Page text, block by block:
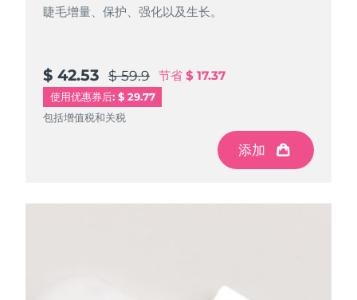
睫毛增量、保护、强化以及生长。
$ 42.53 $ 59.9 节省 $ 17.37
使用优惠券后: $ 29.77
包括增值税和关税
添加